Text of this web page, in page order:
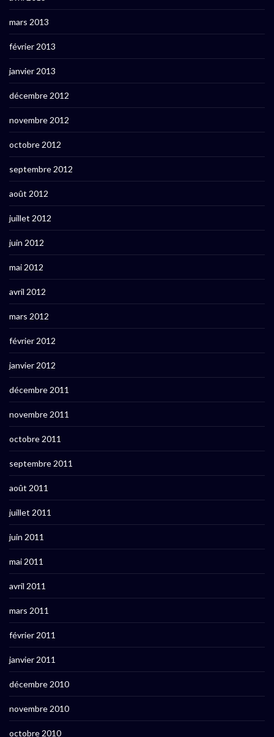
mars 2013
février 2013
janvier 2013
décembre 2012
novembre 2012
octobre 2012
septembre 2012
août 2012
juillet 2012
juin 2012
mai 2012
avril 2012
mars 2012
février 2012
janvier 2012
décembre 2011
novembre 2011
octobre 2011
septembre 2011
août 2011
juillet 2011
juin 2011
mai 2011
avril 2011
mars 2011
février 2011
janvier 2011
décembre 2010
novembre 2010
octobre 2010